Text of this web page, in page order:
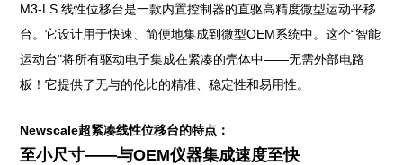
M3-LS 线性位移台是一款内置控制器的直驱高精度微型运动平移
台。它设计用于快速、简便地集成到微型OEM系统中。这个“智能
运动台"将所有驱动电子集成在紧凑的壳体中——无需外部电路
板！它提供了无与的伦比的精准、稳定性和易用性。
Newscale超紧凑线性位移台的特点：
至小尺寸——与OEM仪器集成速度至快